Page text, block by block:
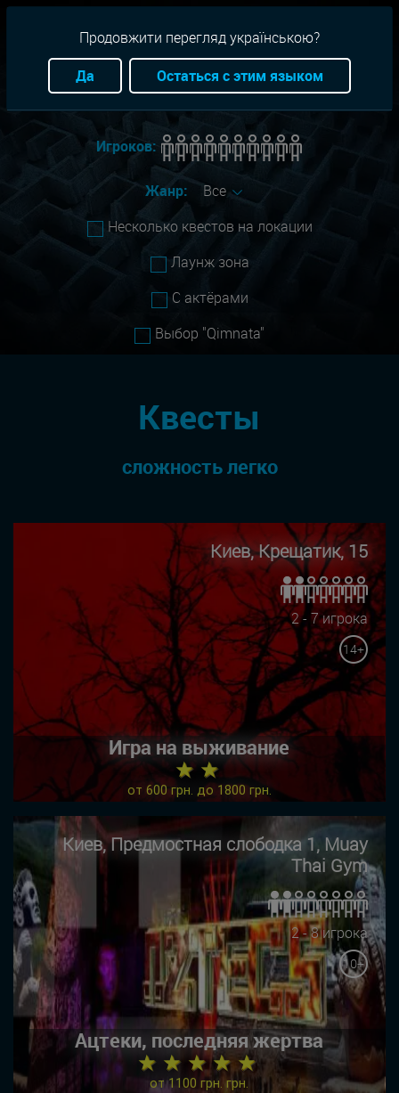
Город: Все
Игроков:
Жанр:
Все
Несколько квестов на локации
Лаунж зона
С актёрами
Выбор "Qimnata"
Квесты
сложность легко
Киев, Крещатик, 15
2 - 7 игрока
14+
Игра на выживание
★ ★
от 600 грн. до 1800 грн.
Киев, Предмостная слободка 1, Muay
Thai Gym
2 - 8 игрока
10+
Ацтеки, последняя жертва
★ ★ ★ ★ ★
от 1100 грн. грн.
Продовжити перегляд українською?
Да
Остаться с этим языком